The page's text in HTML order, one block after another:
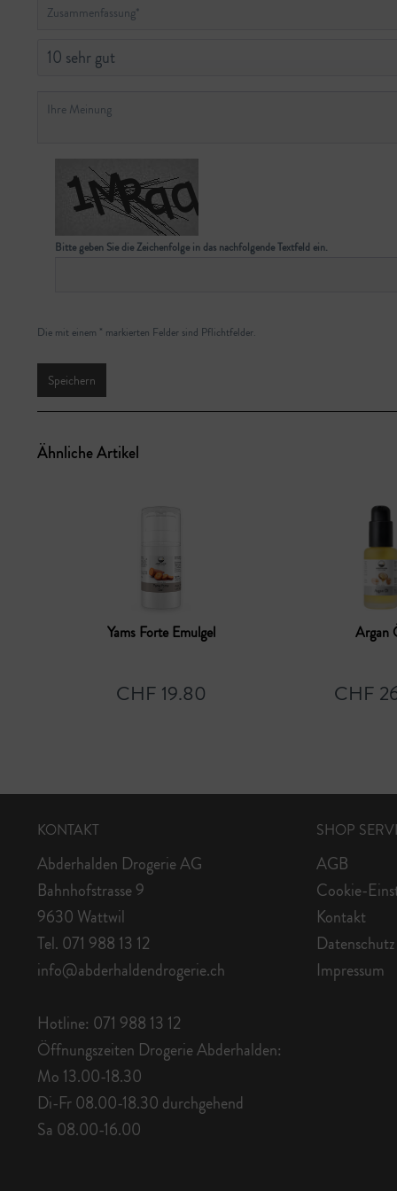
Bitte geben Sie die Zeichenfolge in das nachfolgende Textfeld ein.
Die mit einem * markierten Felder sind Pflichtfelder.
Speichern
Ähnliche Artikel
Yams Forte Emulgel
CHF 19.80
Argan
CHF
KONTAKT
Abderhalden Drogerie AG
Bahnhofstrasse 9
9630 Wattwil
Tel. 071 988 13 12
info@abderhaldendrogerie.ch
Hotline: 071 988 13 12
Öffnungszeiten Drogerie Abderhalden:
Mo 13.00-18.30
Di-Fr 08.00-18.30 durchgehend
Sa 08.00-16.00
SHOP
AGB
Cookie-
Kontakt
Datenschutz
Impressum